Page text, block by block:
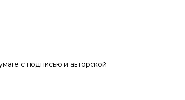
с подписью и авторской